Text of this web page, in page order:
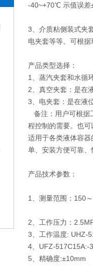
-40~+70℃ 示值误
3、介质粘侧装式夹
电夹套等等。可根
产品类型选择：
1、蒸汽夹套和水循
2、真空夹套：是在
3、电夹套：是在液
备注：用户可根据
程控制的需要。也
适用于各类液体容
单、安装方便可靠
产品技术参数：
1、测量范围：150
2、工作压力：
3、工作温度: UHZ-
4、UFZ-
5、精确度:±10mm